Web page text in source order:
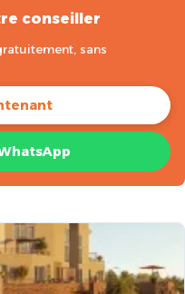
conseiller
sans